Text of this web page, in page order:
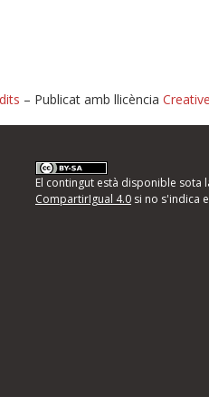
següents i descriviu quina és la
– Publicat amb llicència
El contingut està disponible sota
CompartirIgual 4.0si no s'indica